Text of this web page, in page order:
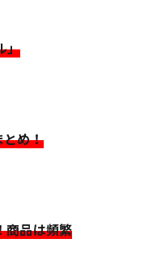
」
め！
商品は頻繁